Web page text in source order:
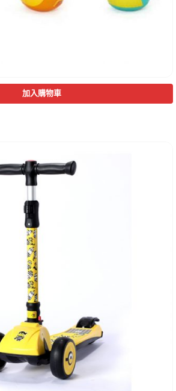
加入購物車